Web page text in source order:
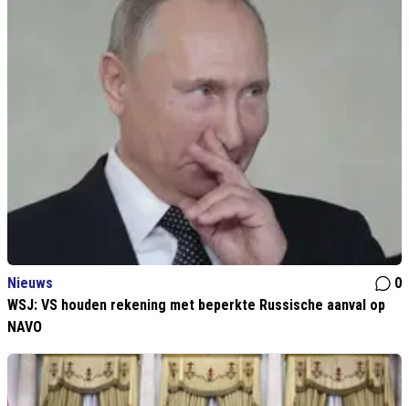
Nieuws
0
WSJ: VS houden rekening met beperkte Russische aanval op
NAVO